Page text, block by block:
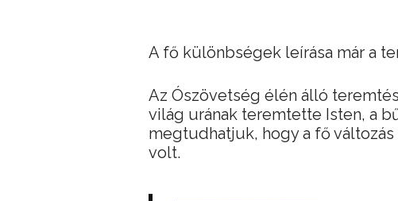
A fő különbségek leírása már a
Az Ószövetség élén álló
világ urának teremtette Isten, a
megtudhatjuk, hogy a fő
volt.